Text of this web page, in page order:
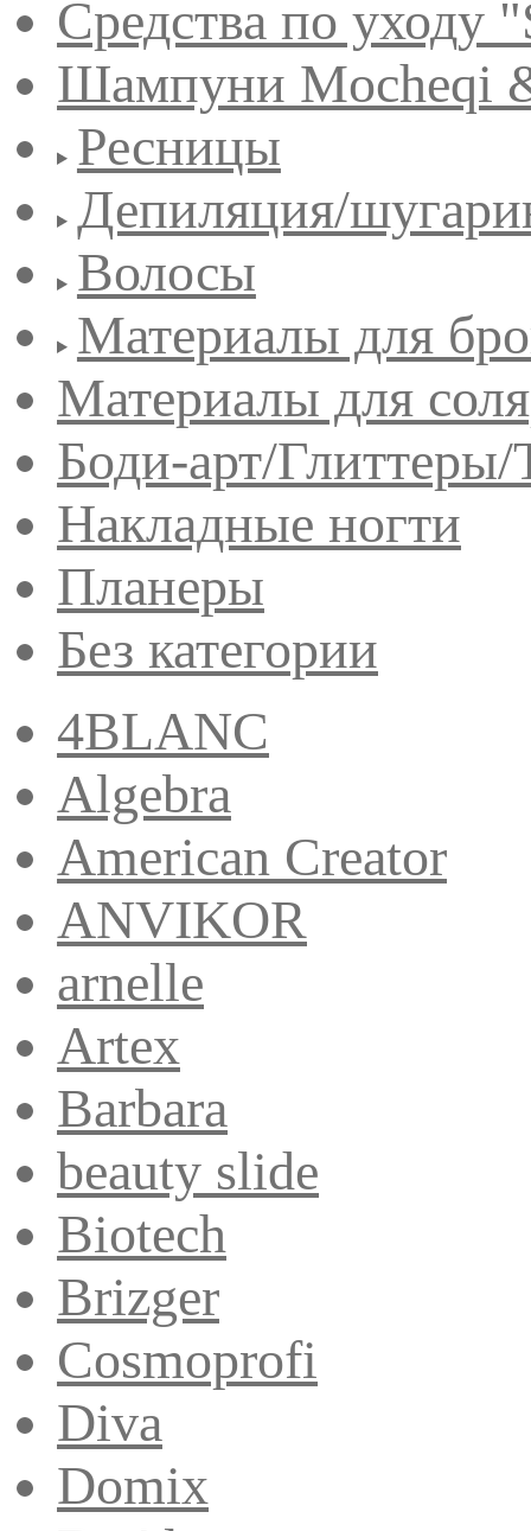
Средства по уходу
Шампуни Mocheqi
Ресницы
Депиляция/
Волосы
Материалы для
Материалы для
Боди-арт/
Накладные ногти
Планеры
Без категории
4BLANC
Algebra
American Creator
ANVIKOR
arnelle
Artex
Barbara
beauty slide
Biotech
Brizger
Cosmoprofi
Diva
Domix